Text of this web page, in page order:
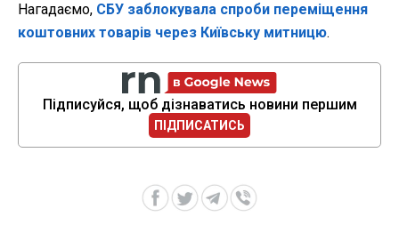
Нагадаємо, СБУ заблокувала спроби переміщення
коштовних товарів через Київську митницю.
Підписуйся, щоб дізнаватись новини першим
ПІДПИСАТИСЬ